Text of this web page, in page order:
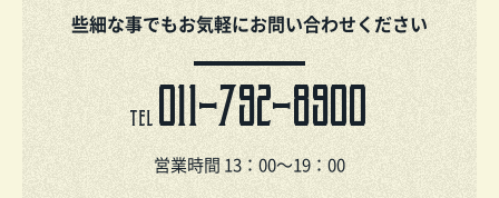
些細な事でもお気軽にお問い合わせください
TEL 011-792-8900
営業時間 13：00～19：00